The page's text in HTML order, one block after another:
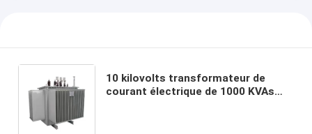
10 kilovolts transformateur de
courant électrique de 1000 KVAs